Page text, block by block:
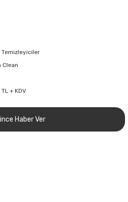
Temizleyiciler
Clean
TL + KDV
Haber Ver